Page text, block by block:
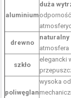
aluminium
duża
drewno
naturalny
atmosfera
szkło
elegancki
poliwęglan
wysoka